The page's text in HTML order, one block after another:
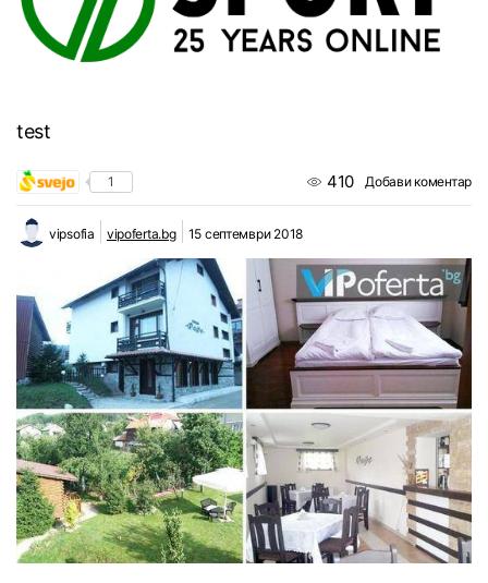
test
1 410 Добави коментар
vipsofia vipoferta.bg 15 септември 2018